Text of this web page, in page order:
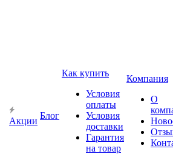
Акции
Блог
Как купить
Условия
оплаты
Условия
доставки
Гарантия
на товар
Компания
О